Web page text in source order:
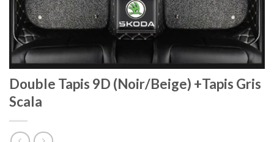
Double Tapis 9D (Noir/Beige) +Tapis Gris
Scala